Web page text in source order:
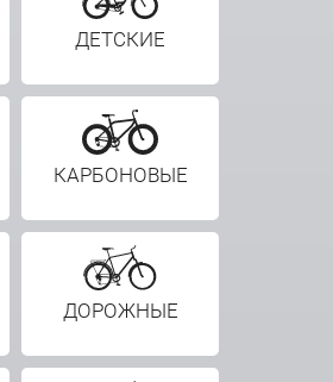
ДЕТСКИЕ
КАРБОНОВЫЕ
ДОРОЖНЫЕ